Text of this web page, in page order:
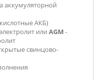
аккумуляторной
АКБ)
или AGM -
свинцово-